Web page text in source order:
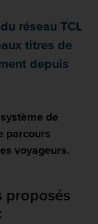
réseau TCL
titres de
depuis
de
parcours
voyageurs.
proposés